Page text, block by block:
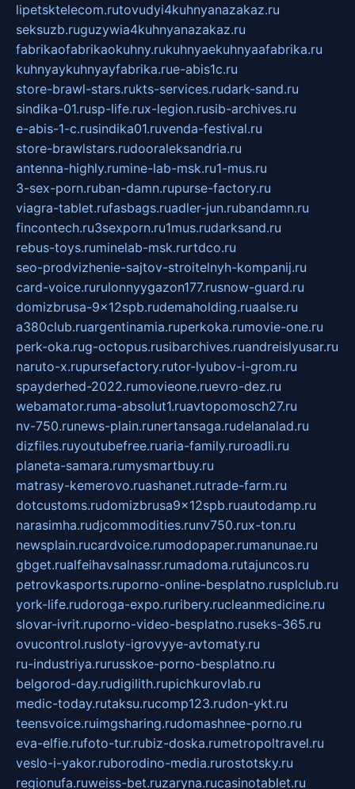
lipetsktelecom.rutovudyi4kuhnyanazakaz.ru
seksuzb.ruguzywia4kuhnyanazakaz.ru
fabrikaofabrikaokuhny.rukuhnyaekuhnyaafabrika.ru
kuhnyaykuhnyayfabrika.rue-abis1c.ru
store-brawl-stars.rukts-services.rudark-sand.ru
sindika-01.rusp-life.rux-legion.rusib-archives.ru
e-abis-1-c.rusindika01.ruvenda-festival.ru
store-brawlstars.rudooraleksandria.ru
antenna-highly.rumine-lab-msk.ru1-mus.ru
3-sex-porn.ruban-damn.rupurse-factory.ru
viagra-tablet.rufasbags.ruadler-jun.rubandamn.ru
fincontech.ru3sexporn.ru1mus.rudarksand.ru
rebus-toys.ruminelab-msk.rurtdco.ru
seo-prodvizhenie-sajtov-stroitelnyh-kompanij.ru
card-voice.rurulonnyygazon177.rusnow-guard.ru
domizbrusa-9x12spb.rudemaholding.ruaalse.ru
a380club.ruargentinamia.ruperkoka.rumovie-one.ru
perk-oka.rug-octopus.rusibarchives.ruandreislyusar.ru
naruto-x.rupursefactory.rutor-lyubov-i-grom.ru
spayderhed-2022.rumovieone.ruevro-dez.ru
webamator.ruma-absolut1.ruavtopomosch27.ru
nv-750.runews-plain.runertansaga.rudelanalad.ru
dizfiles.ruyoutubefree.ruaria-family.ruroadli.ru
planeta-samara.rumysmartbuy.ru
matrasy-kemerovo.ruashanet.rutrade-farm.ru
dotcustoms.rudomizbrusa9x12spb.ruautodamp.ru
narasimha.rudjcommodities.runv750.rux-ton.ru
newsplain.rucardvoice.rumodopaper.rumanunae.ru
gbget.rualfeihavsalnassr.rumadoma.rutajuncos.ru
petrovkasports.ruporno-online-besplatno.rusplclub.ru
york-life.rudoroga-expo.ruribery.rucleanmedicine.ru
slovar-ivrit.ruporno-video-besplatno.ruseks-365.ru
ovucontrol.rusloty-igrovyye-avtomaty.ru
ru-industriya.rurusskoe-porno-besplatno.ru
belgorod-day.rudigilith.rupichkurovlab.ru
medic-today.rutaksu.rucomp123.rudon-ykt.ru
teensvoice.ruimgsharing.rudomashnee-porno.ru
eva-elfie.rufoto-tur.rubiz-doska.rumetropoltravel.ru
veslo-i-yakor.ruborodino-media.rurostotsky.ru
regionufa.ruweiss-bet.ruzaryna.rucasinotablet.ru